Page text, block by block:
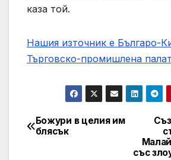
каза той.
Нашия източник е Българо-
Търговско-промишлена
Post
със
Божури в целия им
блясък